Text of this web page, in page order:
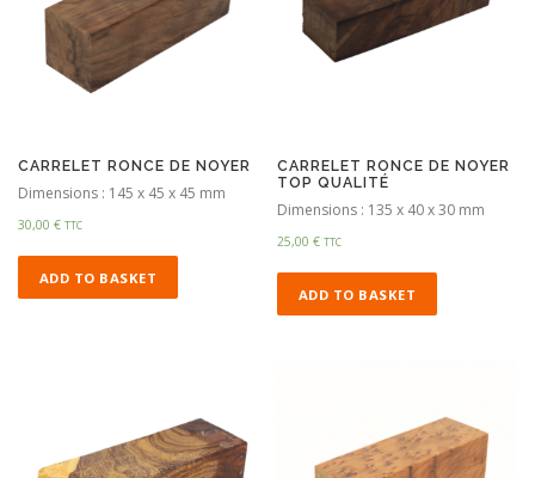
CARRELET RONCE DE NOYER
Dimensions : 145 x 45 x 45 mm
30,00 € TTC
ADD TO BASKET
CARRELET RONCE DE NOYER
TOP QUALITÉ
Dimensions : 135 x 40 x 30 mm
25,00€ TTC
ADD TO BASKET